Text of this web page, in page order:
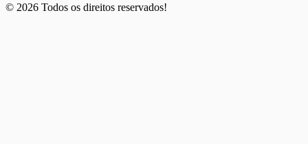
© 2026 Todos os direitos reservados!